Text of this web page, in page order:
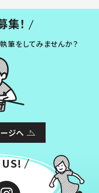
集！
筆をしてみませんか？
ジへ